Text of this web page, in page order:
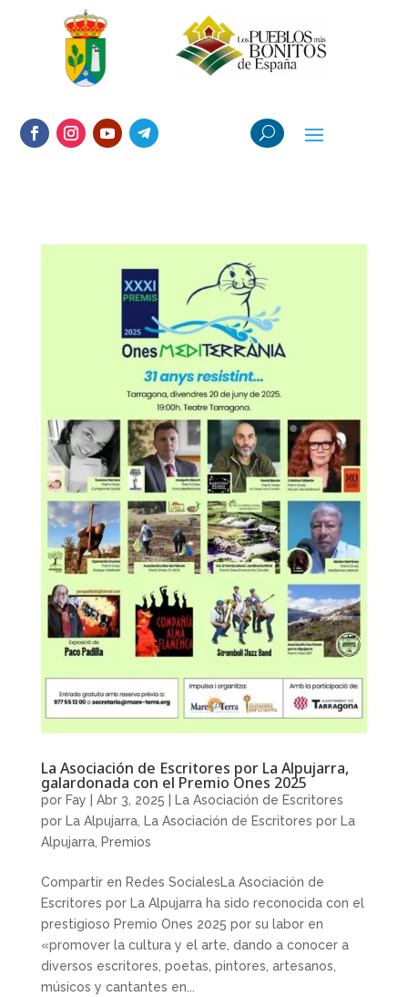
La Asociación de Escritores por La Alpujarra,
galardonada con el Premio Ones 2025
por Fay Abr 3, 2025
La Asociación de Escritores
por La Alpujarra, La Asociación de Escritores por La
Alpujarra, Premios
Compartir en Redes SocialesLa Asociación de
Escritores por La Alpujarra ha sido reconocida con el
prestigioso Premio Ones 2025 por su labor en
«promover la cultura y el arte, dando a conocer a
diversos escritores, poetas, pintores, artesanos,
músicos y cantantes en...